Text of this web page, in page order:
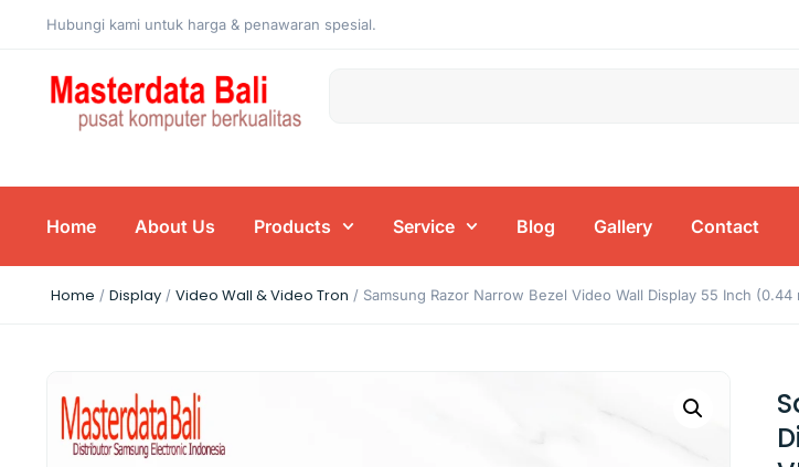
Hubungi kami untuk harga & penawaran spesial.
Home About Us Products Service Blog Gallery Contact
Home / Display / Video Wall & Video Tron / Samsung Razor Narrow Bezel Video Wall Display 55 Inch